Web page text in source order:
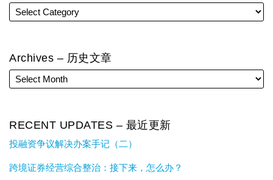
Archives – 历史文章
RECENT UPDATES – 最近更新
投融资争议解决办案手记（二）
跨境证券经营综合整治：接下来，怎么办？